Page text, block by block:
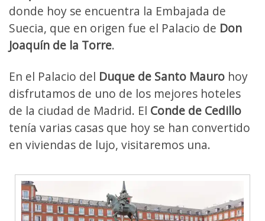
donde hoy se encuentra la Embajada de
Suecia, que en origen fue el Palacio de Don
Joaquín de la Torre.
En el Palacio del Duque de Santo Mauro hoy
disfrutamos de uno de los mejores hoteles
de la ciudad de Madrid. El Conde de Cedillo
tenía varias casas que hoy se han convertido
en viviendas de lujo, visitaremos una.